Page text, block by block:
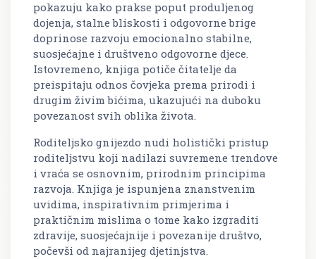
pokazuju kako prakse poput produljenog
dojenja, stalne bliskosti i odgovorne brige
doprinose razvoju emocionalno stabilne,
suosjećajne i društveno odgovorne djece.
Istovremeno, knjiga potiče čitatelje da
preispitaju odnos čovjeka prema prirodi i
drugim živim bićima, ukazujući na duboku
povezanost svih oblika života.
Roditeljsko gnijezdo nudi holistički pristup
roditeljstvu koji nadilazi suvremene trendove
i vraća se osnovnim, prirodnim principima
razvoja. Knjiga je ispunjena znanstvenim
uvidima, inspirativnim primjerima i
praktičnim mislima o tome kako izgraditi
zdravije, suosjećajnije i povezanije društvo,
počevši od najranijeg djetinjstva.